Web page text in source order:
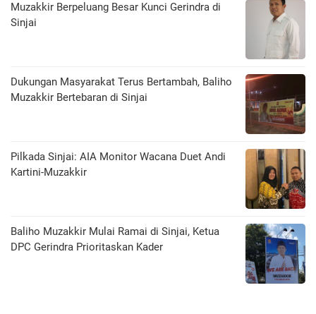
Muzakkir Berpeluang Besar Kunci Gerindra di
Sinjai
Dukungan Masyarakat Terus Bertambah, Baliho
Muzakkir Bertebaran di Sinjai
Pilkada Sinjai: AIA Monitor Wacana Duet Andi
Kartini-Muzakkir
Baliho Muzakkir Mulai Ramai di Sinjai, Ketua
DPC Gerindra Prioritaskan Kader